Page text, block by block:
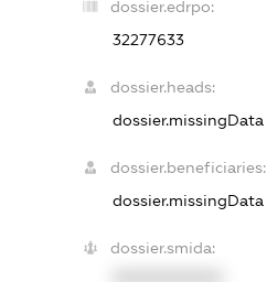
dossier.edrpo:
32277633
dossier.heads:
dossier.missingData
dossier.beneficiaries:
dossier.missingData
dossier.smida: